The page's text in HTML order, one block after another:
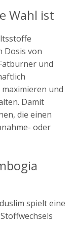
Wahl ist
Dosis von
und
und
Damit
die einen
oder
spielt eine